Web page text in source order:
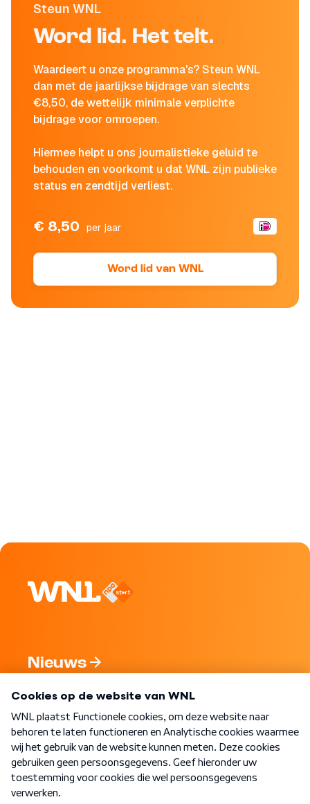
Steun WNL
Word lid. Het telt.
Waardeert u onze programma's? Steun WNL
dan met de jaarlijkse bijdrage van slechts
€8,50, de wettelijk minimale verplichte
bijdrage voor omroepen.
Hiermee helpt u ons journalistieke geluid te
behouden en voorkomt u dat WNL zijn publieke
status en zendtijd verliest.
€ 8,50 per jaar
Word lid van WNL
Nieuws
Nieuwsbrief
Word Lid